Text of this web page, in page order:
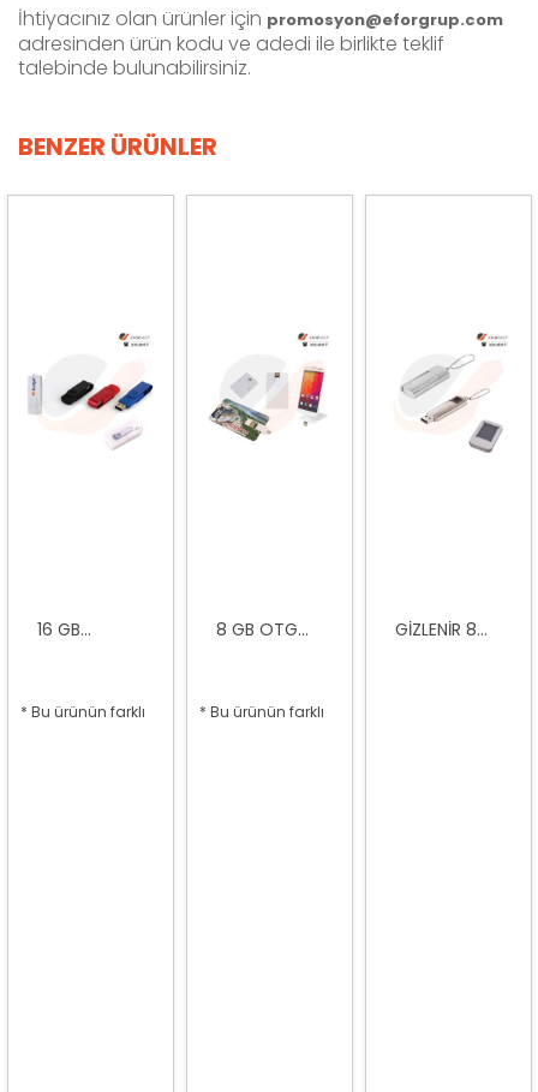
İhtiyacınız olan ürünler için promosyon@eforgrup.com
adresinden ürün kodu ve adedi ile birlikte teklif
talebinde bulunabilirsiniz.
BENZER ÜRÜNLER
16 GB...
* Bu ürünün farklı
8 GB OTG...
* Bu ürünün farklı
GIZLENIR 8...